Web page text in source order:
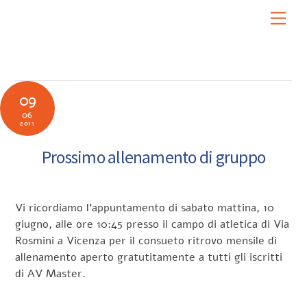
09
06
2011
Prossimo allenamento di gruppo
Vi ricordiamo l’appuntamento di sabato mattina, 10
giugno, alle ore 10:45 presso il campo di atletica di Via
Rosmini a Vicenza per il consueto ritrovo mensile di
allenamento aperto gratutitamente a tutti gli iscritti
di AV Master.